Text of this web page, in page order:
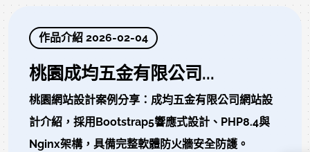
作品介紹 2026-02-04
桃園成均五金有限公司...
桃園網站設計案例分享：成均五金有限公司網站設
計介紹，採用Bootstrap5響應式設計、PHP8.4與
Nginx架構，具備完整軟體防火牆安全防護。